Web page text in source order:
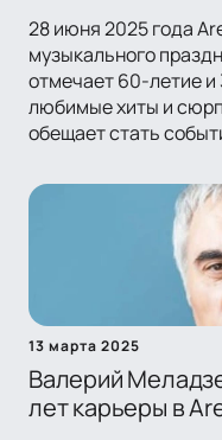
28 июня 2025 года
музыкального
отмечает 60-летие
любимые хиты и
обещает стать
13 марта 2025
Валерий
лет карьеры в